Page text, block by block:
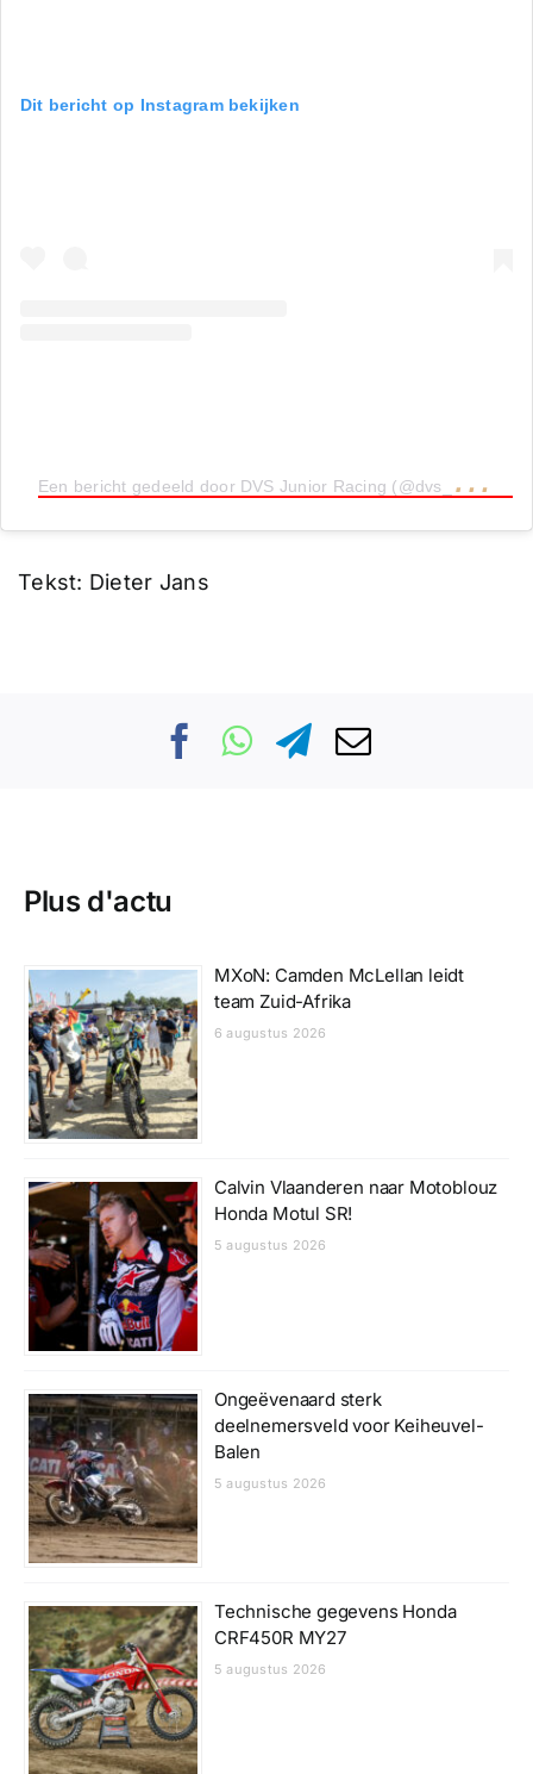
Dit bericht op Instagram bekijken
E
en bericht gedeeld door DVS Junior Racing (@dvs_junior_racing)
Tekst: Dieter Jans
Plus d'actu
MXoN: Camden McLellan leidt
team Zuid-Afrika
6 augustus 2026
Calvin Vlaanderen naar Motoblouz
Honda Motul SR!
5 augustus 2026
Ongeëvenaard sterk
deelnemersveld voor Keiheuvel-
Balen
5 augustus 2026
Technische gegevens Honda
CRF450R MY27
5 augustus 2026